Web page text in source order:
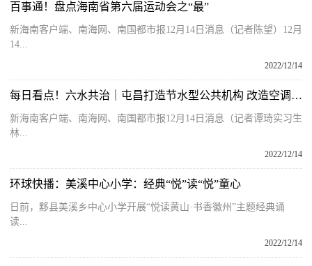
百事通！盘点海南省第六届运动会之“最”
新海南客户端、南海网、南国都市报12月14日消息（记者陈望）12月
14...
2022/12/14
每日看点！六水共治｜屯昌打造节水型公共机构 改造空调冷凝水系统年均节水超200吨
新海南客户端、南海网、南国都市报12月14日消息（记者谭琦实习生
林...
2022/12/14
环球快播：美溪中心小学：经典“悦”读“悦”童心
日前，黟县美溪乡中心小学开展“悦读黄山·书香徽州”主题经典诵
读...
2022/12/14